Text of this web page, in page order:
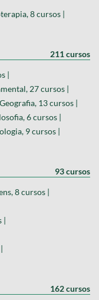
8 cursos |
211 cursos
|
27 cursos |
Geografia, 13 cursos |
6 cursos |
9 cursos |
93 cursos
8 cursos |
162 cursos